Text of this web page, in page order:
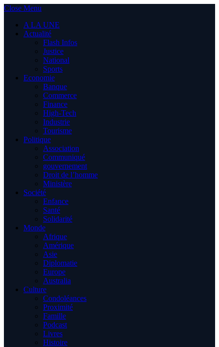
Close Menu
A LA UNE
Actualité
Flash Infos
Justice
National
Sports
Economie
Banque
Commerce
Finance
High-Tech
Industrie
Tourisme
Politique
Association
Communiqué
gouvernement
Droit de l’homme
Ministère
Société
Enfance
Santé
Solidarité
Monde
Afrique
Amérique
Asie
Diplomatie
Europe
Australia
Culture
Condoléances
Proximité
Famille
Podcast
Livres
Histoire